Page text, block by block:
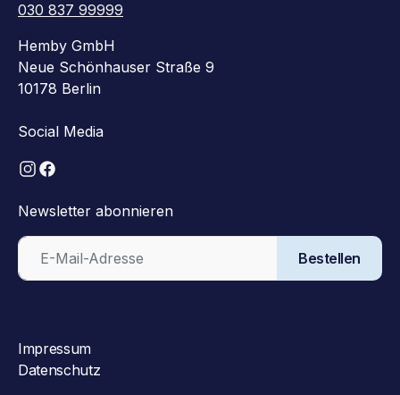
030 837 99999
Hemby GmbH
Neue Schönhauser Straße 9
10178 Berlin
Social Media
Newsletter abonnieren
Bestellen
Impressum
Datenschutz